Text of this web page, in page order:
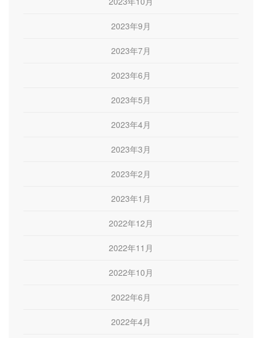
2023年9月
2023年7月
2023年6月
2023年5月
2023年4月
2023年3月
2023年2月
2023年1月
2022年12月
2022年11月
2022年10月
2022年6月
2022年4月